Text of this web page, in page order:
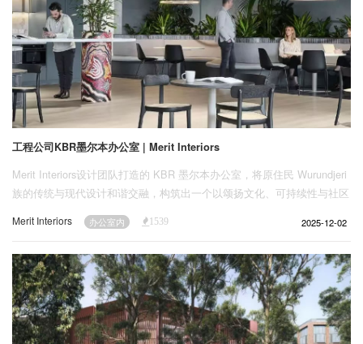
工程公司KBR墨尔本办公室 | Merit Interiors
Merit Interiors设计团队打造的 KBR 墨尔本办公室，将原住民 Wurundjeri
族的传统与现代设计和谐交融，构筑出一个以颂扬文化、可持续性与社区
为核心的协作型工作场所。
Merit Interiors 办公室内 1539 2025-12-02